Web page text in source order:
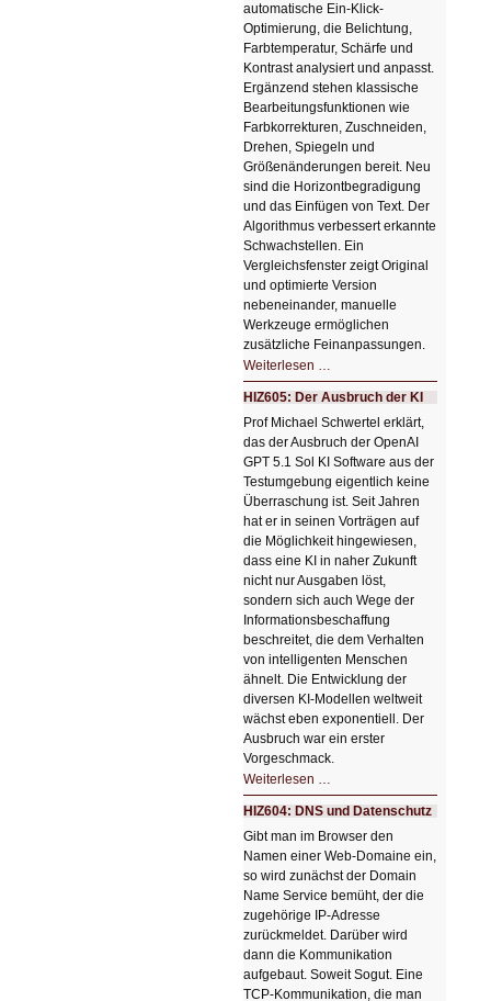
automatische Ein-Klick-
Optimierung, die Belichtung,
Farbtemperatur, Schärfe und
Kontrast analysiert und anpasst.
Ergänzend stehen klassische
Bearbeitungsfunktionen wie
Farbkorrekturen, Zuschneiden,
Drehen, Spiegeln und
Größenänderungen bereit. Neu
sind die Horizontbegradigung
und das Einfügen von Text. Der
Algorithmus verbessert erkannte
Schwachstellen. Ein
Vergleichsfenster zeigt Original
und optimierte Version
nebeneinander, manuelle
Werkzeuge ermöglichen
zusätzliche Feinanpassungen.
Weiterlesen …
Bildverschönerung
mit
einem
Klick
HIZ606:
Bildverschönerung
mit
einem
Klick
HIZ605: Der Ausbruch der KI
Prof Michael Schwertel erklärt,
das der Ausbruch der OpenAI
GPT 5.1 Sol KI Software aus der
Testumgebung eigentlich keine
Überraschung ist. Seit Jahren
hat er in seinen Vorträgen auf
die Möglichkeit hingewiesen,
dass eine KI in naher Zukunft
nicht nur Ausgaben löst,
sondern sich auch Wege der
Informationsbeschaffung
beschreitet, die dem Verhalten
von intelligenten Menschen
ähnelt. Die Entwicklung der
diversen KI-Modellen weltweit
wächst eben exponentiell. Der
Ausbruch war ein erster
Vorgeschmack.
Weiterlesen …
Der
Ausbruch
der
KI
HIZ604: DNS und Datenschutz
Gibt man im Browser den
Namen einer Web-Domaine ein,
so wird zunächst der Domain
Name Service bemüht, der die
zugehörige IP-Adresse
zurückmeldet. Darüber wird
dann die Kommunikation
aufgebaut. Soweit Sogut. Eine
TCP-Kommunikation, die man